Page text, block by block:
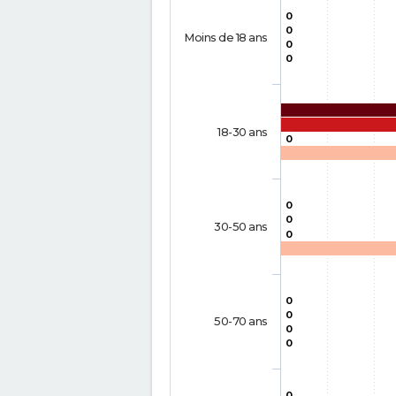
0
0
0
0
0
0
0
0
0
0
0
0
Moins de 18 ans
18-30 ans
30-50 ans
50-70 ans